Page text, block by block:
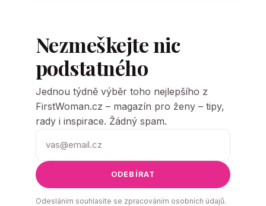
Nezmeškejte nic
podstatného
Jednou týdně výběr toho nejlepšího z
FirstWoman.cz – magazín pro ženy – tipy,
rady i inspirace. Žádný spam.
ODEBÍRAT
Odesláním souhlasíte se zpracováním osobních údajů.